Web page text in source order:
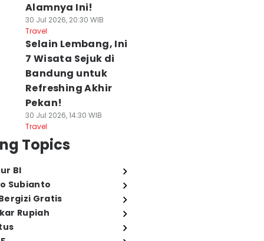
Alamnya Ini!
30 Jul 2026, 20:30 WIB
Travel
Selain Lembang, Ini
7 Wisata Sejuk di
Bandung untuk
Refreshing Akhir
Pekan!
30 Jul 2026, 14:30 WIB
Travel
Topics
BI
Subianto
Gratis
Rupiah